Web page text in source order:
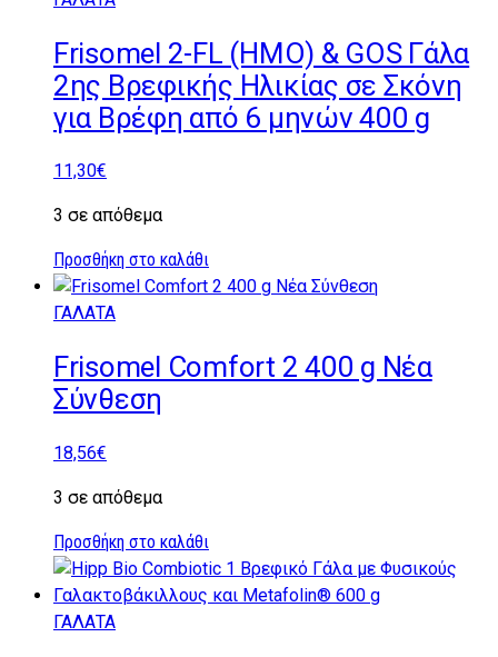
Frisomel 2-FL (HMO) & GOS Γάλα
2ης Βρεφικής Ηλικίας σε Σκόνη
για Βρέφη από 6 μηνών 400 g
11,30€
3 σε απόθεμα
Προσθήκη στο καλάθι
ΓΑΛΑΤΑ
Frisomel Comfort 2 400 g Νέα
Σύνθεση
18,56€
3 σε απόθεμα
Προσθήκη στο καλάθι
ΓΑΛΑΤΑ